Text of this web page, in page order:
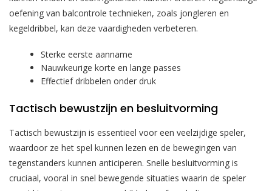
oefening van balcontrole technieken, zoals jongleren en
kegeldribbel, kan deze vaardigheden verbeteren.
Sterke eerste aanname
Nauwkeurige korte en lange passes
Effectief dribbelen onder druk
Tactisch bewustzijn en besluitvorming
Tactisch bewustzijn is essentieel voor een veelzijdige speler,
waardoor ze het spel kunnen lezen en de bewegingen van
tegenstanders kunnen anticiperen. Snelle besluitvorming is
cruciaal, vooral in snel bewegende situaties waarin de speler